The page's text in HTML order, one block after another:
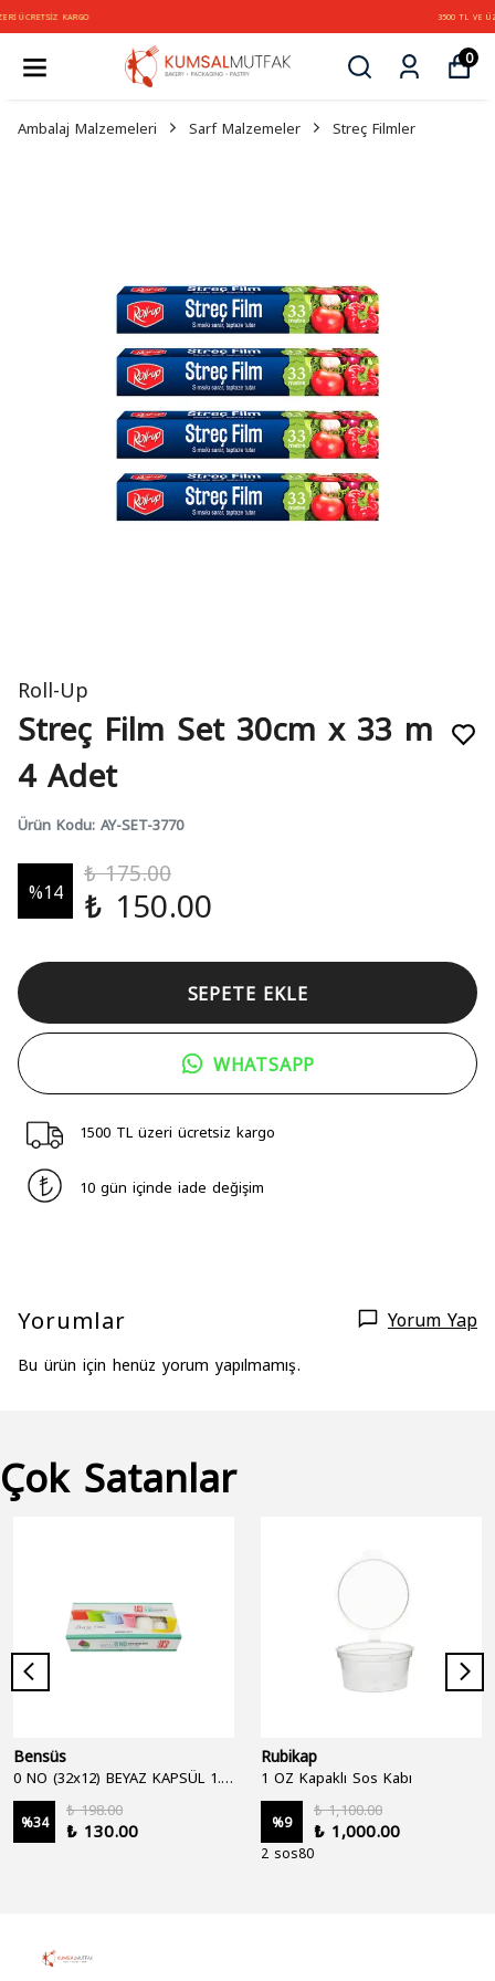
0
Ambalaj Malzemeleri Sarf Malzemeler Streç Filmler
Roll-Up
Streç Film Set 30cm x 33 m
4 Adet
Ürün Kodu: AY-SET-3770
%14
₺ 175.00
₺ 150.00
SEPETE EKLE
WHATSAPP
1500 TL üzeri ücretsiz kargo
10 gün içinde iade değişim
Yorumlar Yorum Yap
Bu ürün için henüz yorum yapılmamış.
Çok Satanlar
Bensüs
%34
₺ 198.00
₺ 130.00
Rubikap
1 OZ Kapaklı Sos Kabı
%9
₺ 1,100.00
₺ 1,000.00
2 sos80